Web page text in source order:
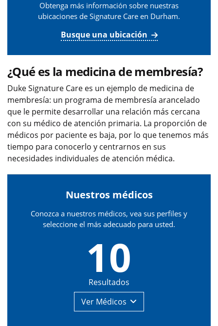
Obtenga más información sobre nuestras
ubicaciones de Signature Care en Durham.
Busque una ubicación
¿Qué es la medicina de membresía?
Duke Signature Care es un ejemplo de medicina de
membresía: un programa de membresía arancelado
que le permite desarrollar una relación más cercana
con su médico de atención primaria. La proporción de
médicos por paciente es baja, por lo que tenemos más
tiempo para conocerlo y centrarnos en sus
necesidades individuales de atención médica.
10
Resultados
Ver Médicos
Nuestros médicos
Conozca a nuestros médicos, vea sus perfiles y
seleccione el más adecuado para usted.